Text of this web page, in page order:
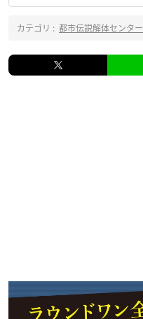
カテゴリ : 都市伝説解体センター